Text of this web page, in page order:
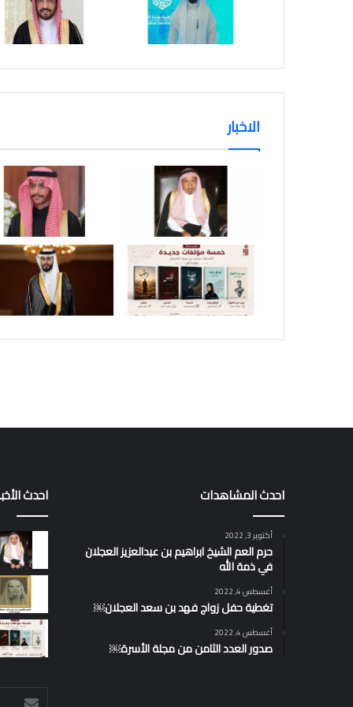
الاخبار
احدث المشاهدات
أكتوبر 3, 2022
حرم العم الشيخ ابراهيم بن عبدالعزيز العجلان
في ذمة الله
أغسطس 4, 2022
تغطية حفل زواج فهد بن سعد العجلان￼
أغسطس 4, 2022
صدور العدد الثامن من مجلة الأسرة￼
احدث
أدخل